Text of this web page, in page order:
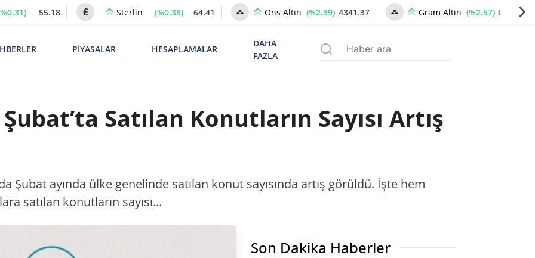
55.18 Sterlin (%0.38) 64.41 Ons Altın (%2.39) 4341.37 Gram Altın (%2.57) 6659.77
PİYASALAR HESAPLAMALAR
DAHA
FAZLA
Satılan Konutların Sayısı Artış
Şubat ayında ülke genelinde satılan konut sayısında artış görüldü. İşte hem
satılan konutların sayısı...
Son Dakika Haberler